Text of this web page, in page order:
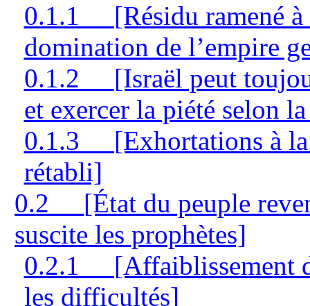
0.1.1
[Résidu ramené
domination de l’empire
0.1.2
[Israël peut
et exercer la piété selon
0.1.3
[Exhortations à
rétabli]
0.2
[État du peuple
suscite les prophètes]
0.2.1
[Affaiblissement
les difficultés]